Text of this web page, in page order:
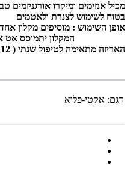
מכיל אנזימים ומיקרו אורגניזמים
בטוח לשימוש לצנרת ולאטמים
אופן השימוש : מוסיפים מקלון
המקלון יתמוסס אט
האריזה מתאימה לטיפול שנתי ( 12 מקלונים ).
דגם: אקטי-פלוא